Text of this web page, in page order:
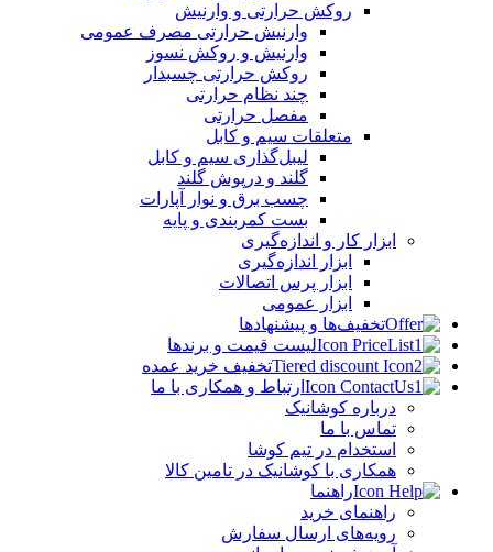
روکش حرارتی و وارنیش
وارنیش حرارتی مصرف عمومی
وارنیش و روکش نسوز
روکش حرارتی چسبدار
چند نظام حرارتی
مفصل حرارتی
متعلقات سیم و کابل
لیبل‌گذاری سیم و کابل
گلند و درپوش گلند
چسب برق و نوار آپارات
بست کمربندی و پایه
ابزار کار و اندازه‌گیری
ابزار اندازه‌گیری
ابزار پرس اتصالات
ابزار عمومی
تخفیف‌ها و پیشنهادها
لیست قیمت و برندها
تخفیف خرید عمده
ارتباط و همکاری با ما
درباره کوشانیک
تماس با ما
استخدام در تیم کوشا
همکاری با کوشانیک در تامین کالا
راهنما
راهنمای خرید
رویه‌های ارسال سفارش